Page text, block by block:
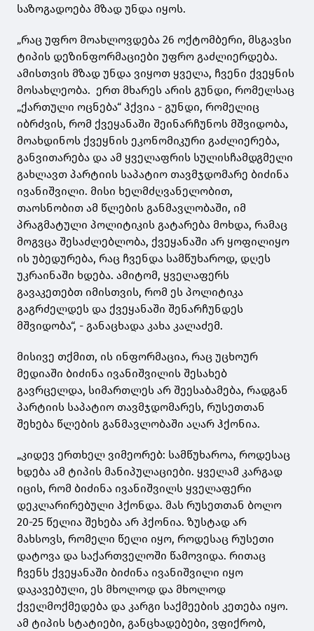
საზოგადოება მზად უნდა იყოს.
„რაც უფრო მოახლოვდება 26 ოქტომბერი, მსგავსი
ტიპის დეზინფორმაციები უფრო გაძლიერდება.
ამისთვის მზად უნდა ვიყოთ ყველა, ჩვენი ქვეყნის
მოსახლეობა. ერთ მხარეს არის გუნდი, რომელსაც
„ქართული ოცნება“ ჰქვია - გუნდი, რომელიც
იბრძვის, რომ ქვეყანაში შეინარჩუნოს მშვიდობა,
მოახდინოს ქვეყნის ეკონომიკური გაძლიერება,
განვითარება და ამ ყველაფრის სულისჩამდგმელი
გახლავთ პარტიის საპატიო თავმჯდომარე ბიძინა
ივანიშვილი. მისი ხელმძღვანელობით,
თაოსნობით ამ წლების განმავლობაში, იმ
პრაგმატული პოლიტიკის გატარება მოხდა, რამაც
მოგვცა შესაძლებლობა, ქვეყანაში არ ყოფილიყო
ის უბედურება, რაც ჩვენდა სამწუხაროდ, დღეს
უკრაინაში ხდება. ამიტომ, ყველაფერს
გავაკეთებთ იმისთვის, რომ ეს პოლიტიკა
გაგრძელდეს და ქვეყანაში შენარჩუნდეს
მშვიდობა“, - განაცხადა კახა კალაძემ.
მისივე თქმით, ის ინფორმაცია, რაც უცხოურ
მედიაში ბიძინა ივანიშვილის შესახებ
გავრცელდა, სიმართლეს არ შეესაბამება, რადგან
პარტიის საპატიო თავმჯდომარეს, რუსეთთან
შეხება წლების განმავლობაში აღარ ჰქონია.
„კიდევ ერთხელ ვიმეორებ: სამწუხაროა, როდესაც
ხდება ამ ტიპის მანიპულაციები. ყველამ კარგად
იცის, რომ ბიძინა ივანიშვილს ყველაფერი
დეკლარირებული ჰქონდა. მას რუსეთთან ბოლო
20-25 წელია შეხება არ ჰქონია. ზუსტად არ
მახსოვს, რომელი წელი იყო, როდესაც რუსეთი
დატოვა და საქართველოში წამოვიდა. რითაც
ჩვენს ქვეყანაში ბიძინა ივანიშვილი იყო
დაკავებული, ეს მხოლოდ და მხოლოდ
ქველმოქმედება და კარგი საქმეების კეთება იყო.
ამ ტიპის სტატიები, განცხადებები, ვფიქრობ,